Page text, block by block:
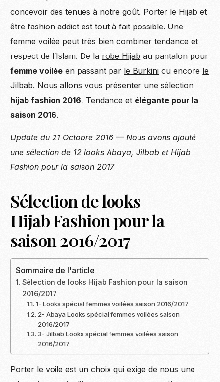
concevoir des tenues à notre goût. Porter le Hijab et
être fashion addict est tout à fait possible. Une
femme voilée peut très bien combiner tendance et
respect de l’Islam. De la robe Hijab au pantalon pour
femme voilée en passant par le Burkini ou encore le
Jilbab. Nous allons vous présenter une sélection
hijab fashion 2016, Tendance et élégante pour la
saison 2016.
Update du 21 Octobre 2016 — Nous avons ajouté
une sélection de 12 looks Abaya, Jilbab et Hijab
Fashion pour la saison 2017
Sélection de looks
Hijab Fashion pour la
saison 2016/2017
Sommaire de l'article
Sélection de looks Hijab Fashion pour la saison
2016/2017
1- Looks spécial femmes voilées saison 2016/2017
2- Abaya Looks spécial femmes voilées saison
2016/2017
3- Jilbab Looks spécial femmes voilées saison
2016/2017
Porter le voile est un choix qui exige de nous une